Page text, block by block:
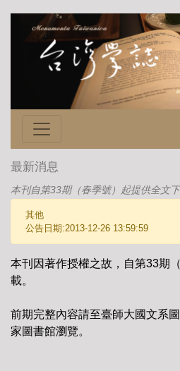
最新消息
本刊自第33期（春季號）起提供全文
其他
公告日期:2013-12-26 13:59:59
本刊因著作授權之故，自第33期
載。
前期完整內容請至臺師大國文系
家圖書館瀏覽。